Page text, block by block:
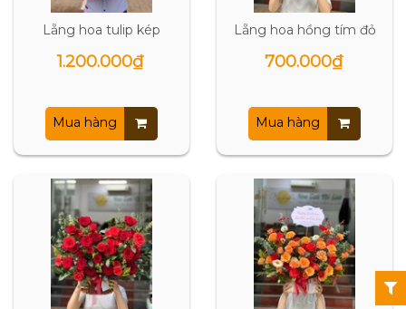
Lẵng hoa tulip kép
1.200.000₫
Mua hàng
Lẵng hoa hồng tím đỏ
700.000₫
Mua hàng